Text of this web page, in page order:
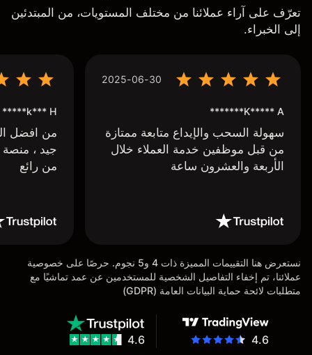
تعرّف على آراء عملائنا من مختلف المستويات، من المبتدئين
إلى الخبراء.
2025-06-30
K***** A*******
سهولة السحب والإيداع متابعة ممتازة
من قبل موظفين خدمة العملاء خلال
الأربعة والعشرون ساعة
k*** H*****
من افضل
جيد ،
من رائع
نستعرض هنا التقييمات المميزة ذات 4 و5 نجوم. حرصًا على خصوصية
عملائنا، تم إخفاء التفاصيل الشخصية للمستخدمين عن عمد تماشيًا مع
متطلبات لائحة حماية البيانات العامة (GDPR)
4.6
4.6